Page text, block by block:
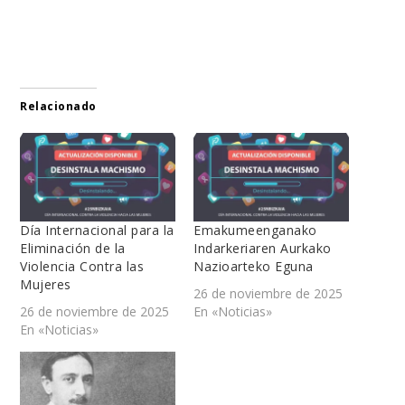
Relacionado
Día Internacional para la
Eliminación de la
Violencia Contra las
Mujeres
26 de noviembre de 2025
En «Noticias»
Emakumeenganako
Indarkeriaren Aurkako
Nazioarteko Eguna
26 de noviembre de 2025
En «Noticias»